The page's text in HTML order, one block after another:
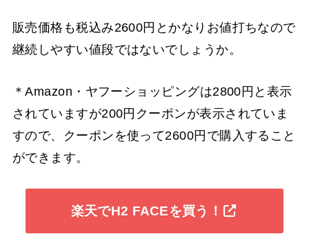
販売価格も税込み2600円とかなりお値打ちなので
継続しやすい値段ではないでしょうか。
＊Amazon・ヤフーショッピングは2800円と表示
されていますが200円クーポンが表示されていま
すので、クーポンを使って2600円で購入すること
ができます。
楽天でH2 FACEを買う！